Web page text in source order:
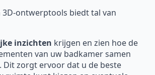
3D-ontwerptools biedt tal van
inzichten krijgen en zien hoe de
van uw badkamer samen
Dit zorgt ervoor dat u de beste